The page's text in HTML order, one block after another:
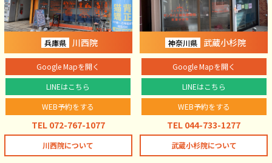
兵庫県 川西院
Google Mapを開く
LINEはこちら
WEB予約をする
TEL 072-767-1077
川西院について
神奈川県 武蔵小杉院
Google Mapを開く
LINEはこちら
WEB予約をする
TEL 044-733-1277
武蔵小杉院について